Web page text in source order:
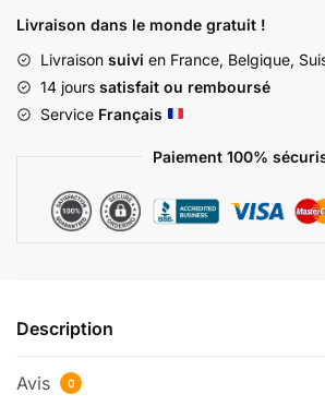
Livraison dans le monde gratuit !
Livraison suivi en France, Belgique,
14 jours satisfait ou remboursé
Service Français
Paiement 100%
Description
Avis 0